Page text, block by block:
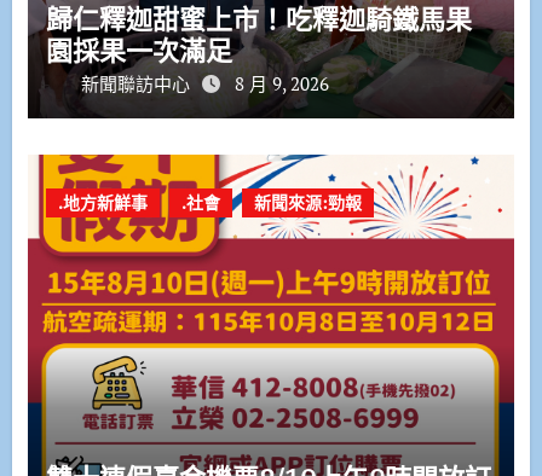
歸仁釋迦甜蜜上市！吃釋迦騎鐵馬果
園採果一次滿足
新聞聯訪中心 8 月 9, 2026
.地方新鮮事 .社會 新聞來源:勁報